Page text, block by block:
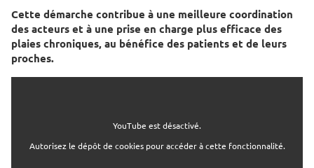
Cette démarche contribue à une meilleure coordination
des acteurs et à une prise en charge plus efficace des
plaies chroniques, au bénéfice des patients et de leurs
proches.
YouTube est désactivé.
Autorisez le dépôt de cookies pour accéder à cette fonctionnalité.